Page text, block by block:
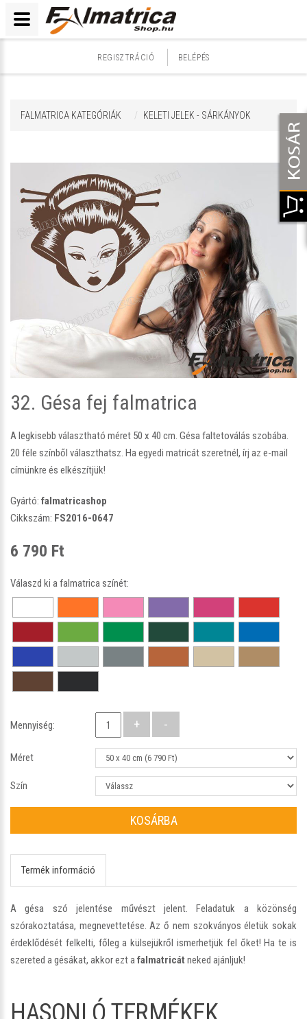
REGISZTRÁCIÓ BELÉPÉS
FALMATRICA KATEGÓRIÁK KELETI JELEK - SÁRKÁNYOK
32. Gésa fej falmatrica
A legkisebb választható méret 50 x 40 cm. Gésa faltetoválás szobába.
20 féle színből választhatsz. Ha egyedi matricát szeretnél, írj az e-mail
címünkre és elkészítjük!
Gyártó: falmatricashop
Cikkszám: FS2016-0647
6 790 Ft
Válaszd ki a falmatrica színét:
Mennyiség:
Méret
Szín
KOSÁRBA
Termék információ
A gésa szó jelentése művészt jelent. Feladatuk a közönség
szórakoztatása, megnevettetése. Az ő nem szokványos életük sokak
érdeklődését felkelti, főleg a külsejükről ismerhetjük fel őket! Ha te is
szereted a gésákat, akkor ezt a falmatricát neked ajánljuk!
HASONLÓ TERMÉKEK